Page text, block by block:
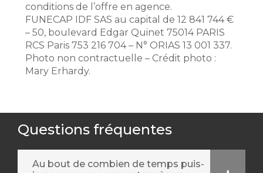
conditions de l’offre en agence.
FUNECAP IDF SAS au capital de 12 841 744 €
– 50, boulevard Edgar Quinet 75014 PARIS
RCS Paris 753 216 704 – N° ORIAS 13 001 337.
Photo non contractuelle – Crédit photo :
Mary Erhardy.
Questions fréquentes
Au bout de combien de temps puis-